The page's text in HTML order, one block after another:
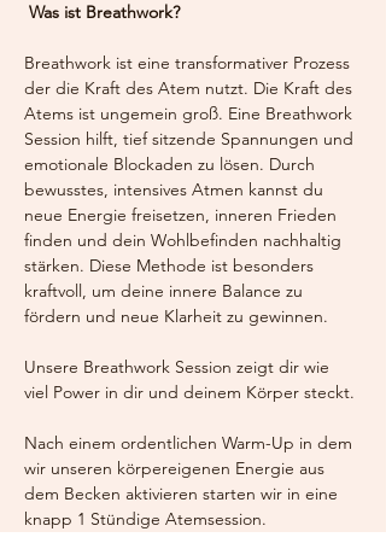
Was ist Breathwork?
Breathwork ist eine transformativer Prozess
der die Kraft des Atem nutzt. Die Kraft des
Atems ist ungemein groß. Eine Breathwork
Session hilft, tief sitzende Spannungen und
emotionale Blockaden zu lösen. Durch
bewusstes, intensives Atmen kannst du
neue Energie freisetzen, inneren Frieden
finden und dein Wohlbefinden nachhaltig
stärken. Diese Methode ist besonders
kraftvoll, um deine innere Balance zu
fördern und neue Klarheit zu gewinnen.
Unsere Breathwork Session zeigt dir wie
viel Power in dir und deinem Körper steckt.
Nach einem ordentlichen Warm-Up in dem
wir unseren körpereigenen Energie aus
dem Becken aktivieren starten wir in eine
knapp 1 Stündige Atemsession.